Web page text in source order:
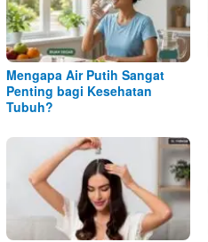
Mengapa Air Putih Sangat
Penting bagi Kesehatan
Tubuh?